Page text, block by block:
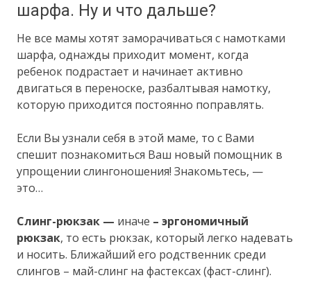
шарфа. Ну и что дальше?
Не все мамы хотят заморачиваться с намотками
шарфа, однажды приходит момент, когда
ребенок подрастает и начинает активно
двигаться в переноске, разбалтывая намотку,
которую приходится постоянно поправлять.
Если Вы узнали себя в этой маме, то с Вами
спешит познакомиться Ваш новый помощник в
упрощении слингоношения! Знакомьтесь, —
это…
Слинг-рюкзак — иначе – эргономичный
рюкзак, то есть рюкзак, который легко надевать
и носить. Ближайший его родственник среди
слингов – май-слинг на фастексах (фаст-слинг).